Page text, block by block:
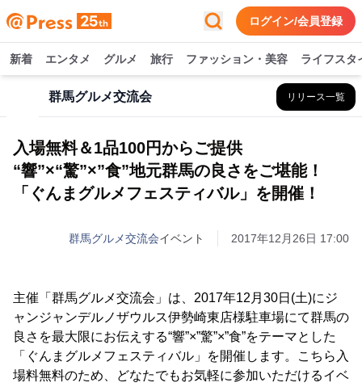
ログイン/会員登録
新着 エンタメ グルメ 旅行 ファッション・美容 ライフスタ
群馬グルメ交流会 リリース一覧
入場無料＆1品100円からご提供
“響”×“驚”×”食”地元群馬の良さをご堪能！
「ぐんまグルメフェスティバル」を開催！
群馬グルメ交流会イベント 2017年12月26日 17:00
主催「群馬グルメ交流会」は、2017年12月30日(土)にジ
ャンジャンデルノザウルス伊勢崎東店様駐車場にて群馬の
良さを最大限にお伝えする“響”×”驚”×”食”をテーマとした
「ぐんまグルメフェスティバル」を開催します。こちら入
場料無料のため、どなたでもお気軽に参加いただけるイベ